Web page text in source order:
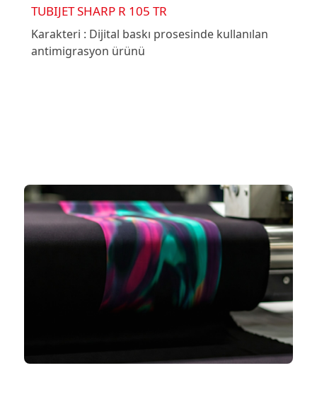
TUBIJET SHARP R 105 TR
Karakteri : Dijital baskı prosesinde kullanılan
antimigrasyon ürünü